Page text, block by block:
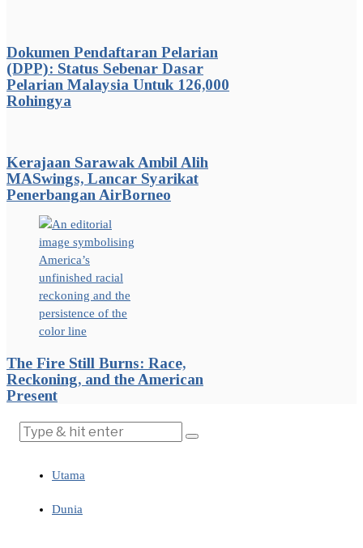
Dokumen Pendaftaran Pelarian
(DPP): Status Sebenar Dasar
Pelarian Malaysia Untuk 126,000
Rohingya
Kerajaan Sarawak Ambil Alih
MASwings, Lancar Syarikat
Penerbangan AirBorneo
The Fire Still Burns: Race,
Reckoning, and the American
Present
Utama
Dunia